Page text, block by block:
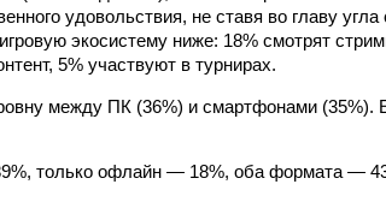
удовольствия, не ставя во главу
экосистему ниже: 18% смотрят
5% участвуют в турнирах.
между ПК (36%) и смартфонами (35%).
только офлайн — 18%, оба формата —